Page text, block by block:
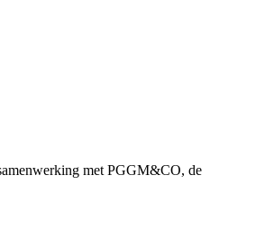
met PGGM&CO, de